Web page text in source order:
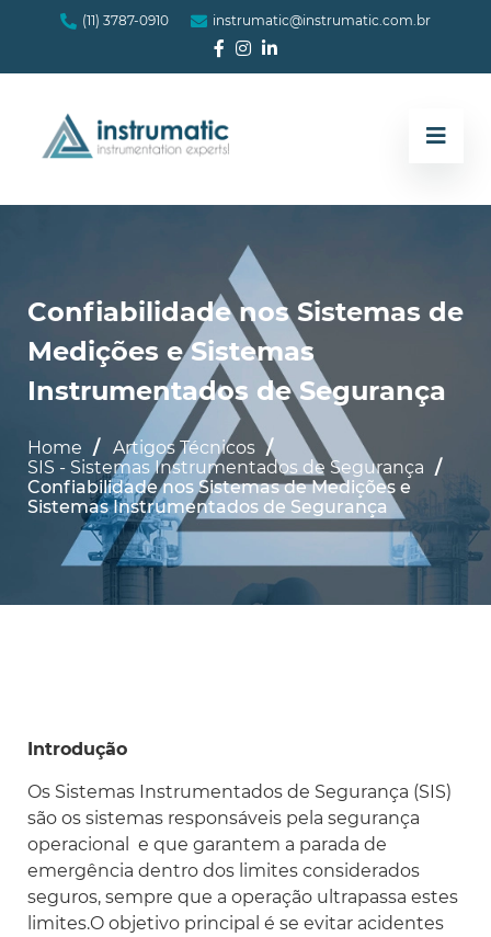
(11) 3787-0910 instrumatic@instrumatic.com.br
Confiabilidade nos Sistemas de
Medições e Sistemas
Instrumentados de Segurança
Home
Artigos Técnicos
SIS - Sistemas Instrumentados de Segurança
Confiabilidade nos Sistemas de Medições e
Sistemas Instrumentados de Segurança
Introdução
Os Sistemas Instrumentados de Segurança (SIS)
são os sistemas responsáveis pela segurança
operacional e que garantem a parada de
emergência dentro dos limites considerados
seguros, sempre que a operação ultrapassa estes
limites.O objetivo principal é se evitar acidentes